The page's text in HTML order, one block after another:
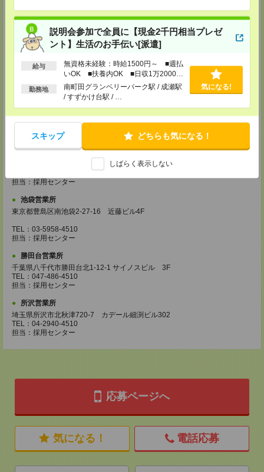
説明会参加で全員に【現金2千円相当プレゼ
ント】生活のお手伝い[派遣]
給与
無資格未経験：時給1500円～ ■週払
いOK ■扶養内OK ■日収1万2000円
以上
勤務地
南町田グランベリーパーク駅 / 成瀬駅
/ すずかけ台駅 / …
気になる!
スキップ どちらも気になる！
しばらく表示しない
越谷営業所
埼玉県越谷市南越谷1-16-8 イーストサンビル5 5F
TEL：048-990-4510
担当：採用センター
東京都墨田区江東橋4-19-3 錦糸町ミハマビル 3F
TEL：03-5669-4522
担当：採用センター
東京都新宿区西新宿1-8-1 新宿ビルディング5Ｆ
TEL：03-6911-4510
担当：採用センター
立川営業所
東京都立川市曙町2-31-15 日住金立川ビル3F
担当：採用センター
池袋営業所
東京都豊島区南池袋2-27-16 近藤ビル4F
TEL：03-5958-4510
担当：採用センター
勝田台営業所
千葉県八千代市勝田台北1-12-1 サイノスビル 3F
TEL：047-486-4510
担当：採用センター
所沢営業所
埼玉県所沢市北秋津720-7 カデール細渕ビル302
TEL：04-2940-4510
担当：採用センター
応募ページへ
気になる！ 電話応募